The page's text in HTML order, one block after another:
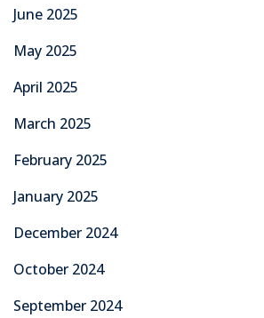
June 2025
May 2025
April 2025
March 2025
February 2025
January 2025
December 2024
October 2024
September 2024